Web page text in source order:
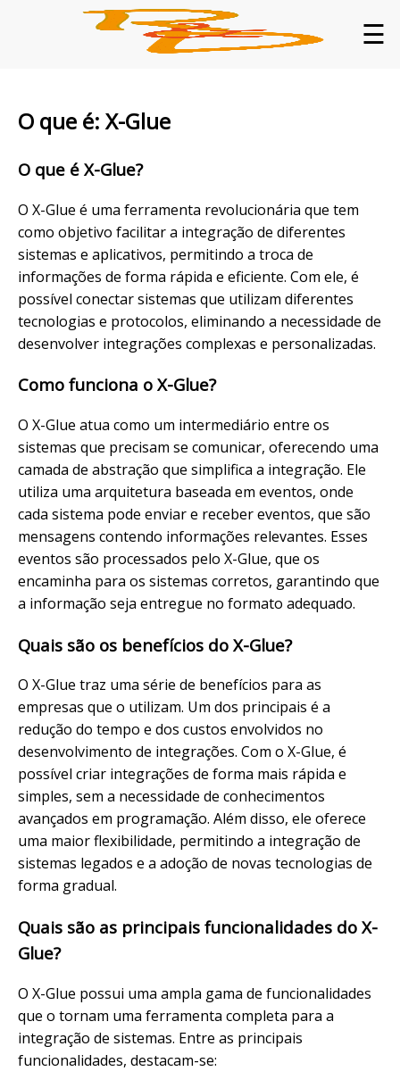
☰
O que é: X-Glue
O que é X-Glue?
O X-Glue é uma ferramenta revolucionária que tem
como objetivo facilitar a integração de diferentes
sistemas e aplicativos, permitindo a troca de
informações de forma rápida e eficiente. Com ele, é
possível conectar sistemas que utilizam diferentes
tecnologias e protocolos, eliminando a necessidade de
desenvolver integrações complexas e personalizadas.
Como funciona o X-Glue?
O X-Glue atua como um intermediário entre os
sistemas que precisam se comunicar, oferecendo uma
camada de abstração que simplifica a integração. Ele
utiliza uma arquitetura baseada em eventos, onde
cada sistema pode enviar e receber eventos, que são
mensagens contendo informações relevantes. Esses
eventos são processados pelo X-Glue, que os
encaminha para os sistemas corretos, garantindo que
a informação seja entregue no formato adequado.
Quais são os benefícios do X-Glue?
O X-Glue traz uma série de benefícios para as
empresas que o utilizam. Um dos principais é a
redução do tempo e dos custos envolvidos no
desenvolvimento de integrações. Com o X-Glue, é
possível criar integrações de forma mais rápida e
simples, sem a necessidade de conhecimentos
avançados em programação. Além disso, ele oferece
uma maior flexibilidade, permitindo a integração de
sistemas legados e a adoção de novas tecnologias de
forma gradual.
Quais são as principais funcionalidades do X-
Glue?
O X-Glue possui uma ampla gama de funcionalidades
que o tornam uma ferramenta completa para a
integração de sistemas. Entre as principais
funcionalidades, destacam-se: